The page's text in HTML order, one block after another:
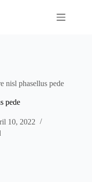
nisl phasellus pede
pede
10, 2022